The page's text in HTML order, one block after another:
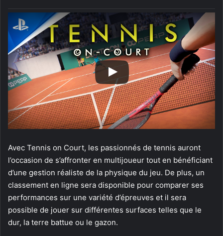
Avec Tennis on Court, les passionnés de tennis auront
l’occasion de s’affronter en multijoueur tout en bénéficiant
d’une gestion réaliste de la physique du jeu. De plus, un
classement en ligne sera disponible pour comparer ses
performances sur une variété d’épreuves et il sera
possible de jouer sur différentes surfaces telles que le
dur, la terre battue ou le gazon.